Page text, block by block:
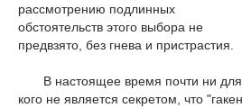
рассмотрению подлинных
обстоятельств этого выбора не
предвзято, без гнева и пристрастия.
В настоящее время почти ни для
кого не является секретом, что